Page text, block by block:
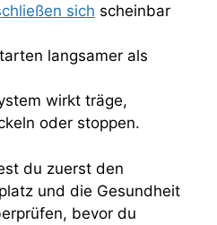
sich scheinbar
langsamer als
wirkt träge,
oder stoppen.
du zuerst den
und die Gesundheit
bevor du